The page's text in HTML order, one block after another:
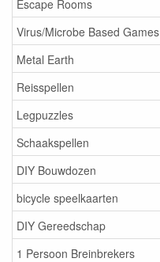
Escape Rooms
Virus/Microbe Based Games
Metal Earth
Reisspellen
Legpuzzles
Schaakspellen
DIY Bouwdozen
bicycle speelkaarten
DIY Gereedschap
1 Persoon Breinbrekers